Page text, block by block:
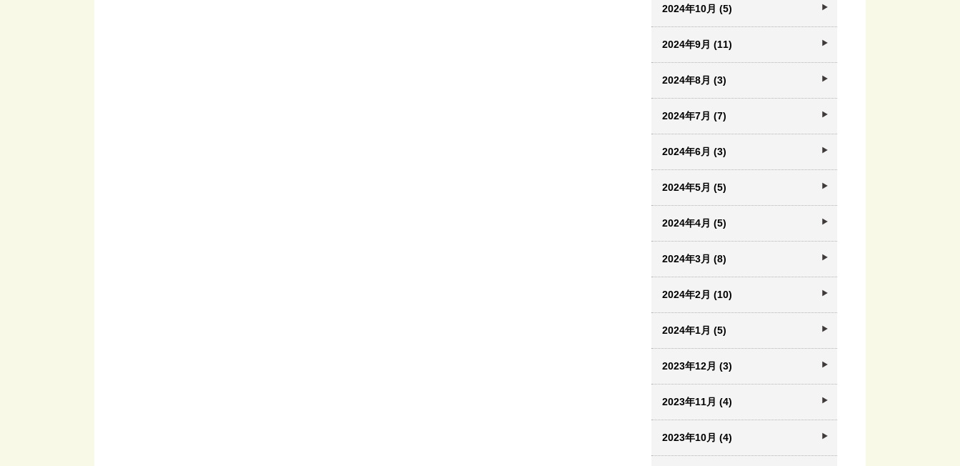
2024年10月 (5)
2024年9月 (11)
2024年8月 (3)
2024年7月 (7)
2024年6月 (3)
2024年5月 (5)
2024年4月 (5)
2024年3月 (8)
2024年2月 (10)
2024年1月 (5)
2023年12月 (3)
2023年11月 (4)
2023年10月 (4)